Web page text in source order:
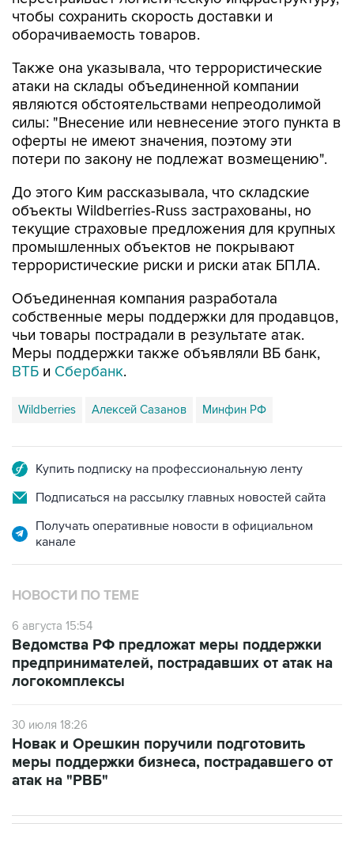
чтобы сохранить скорость доставки и
оборачиваемость товаров.
Также она указывала, что террористические
атаки на склады объединенной компании
являются обстоятельствами непреодолимой
силы: "Внесение или невнесение этого пункта в
оферты не имеют значения, поэтому эти
потери по закону не подлежат возмещению".
До этого Ким рассказывала, что складские
объекты Wildberries-Russ застрахованы, но
текущие страховые предложения для крупных
промышленных объектов не покрывают
террористические риски и риски атак БПЛА.
Объединенная компания разработала
собственные меры поддержки для продавцов,
чьи товары пострадали в результате атак.
Меры поддержки также объявляли ВБ банк,
ВТБ и Сбербанк.
Wildberries Алексей Сазанов Минфин РФ
Купить подписку на профессиональную ленту
Подписаться на рассылку главных новостей сайта
Получать оперативные новости в официальном
канале
НОВОСТИ ПО ТЕМЕ
6 августа 15:54
Ведомства РФ предложат меры поддержки
предпринимателей, пострадавших от атак на
логокомплексы
30 июля 18:26
Новак и Орешкин поручили подготовить
меры поддержки бизнеса, пострадавшего от
атак на "РВБ"